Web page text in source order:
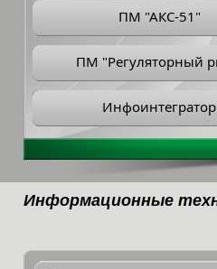
ПМ "АКС-51"
ПМ "Регуляторный
Инфоинтегратор
Информационные